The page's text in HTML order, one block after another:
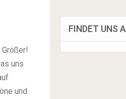
uns
und
FINDET UNS